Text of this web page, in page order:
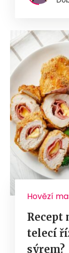
Hovězí
Recept
telecí
sýrem?